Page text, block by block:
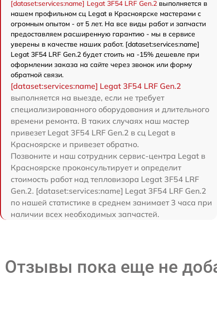
[dataset:services:name] Legat 3F54 LRF Gen.2 выполняется в
нашем профильном сц Legat в Красноярске мастерами с
огромным опытом - от 5 лет. На все виды работ и запчасти
предоставляем расширенную гарантию - мы в сервисе
уверены в качестве наших работ. [dataset:services:name]
Legat 3F54 LRF Gen.2 будет стоить на -15% дешевле при
оформлении заказа на сайте через звонок или форму
обратной связи.
[dataset:services:name] Legat 3F54 LRF Gen.2
выполняется на выезде, если не требует
специализированного оборудования и длительного
времени ремонта. В таких случаях наш мастер
привезет Legat 3F54 LRF Gen.2 в сц Legat в
Красноярске и привезет обратно.
Позвоните и наш сотрудник сервис-центра Legat в
Красноярске проконсультирует и определит
стоимость работ над тепловизора Legat 3F54 LRF
Gen.2. [dataset:services:name] Legat 3F54 LRF Gen.2
по нашей статистике в среднем занимает 3 часа при
наличии всех необходимых запчастей.
Отзывы пока еще не